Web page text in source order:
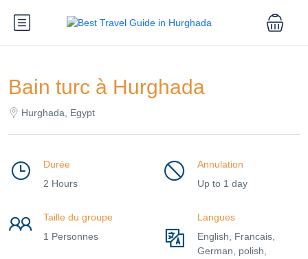
Bain turc à Hurghada
Hurghada, Egypt
Durée
2 Hours
Annulation
Up to 1 day
Taille du groupe
1 Personnes
Langues
English, Francais,
German, polish,